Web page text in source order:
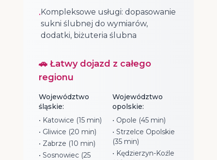
•Kompleksowe usługi: dopasowanie
sukni ślubnej do wymiarów,
dodatki, biżuteria ślubna
🚗 Łatwy dojazd z całego
regionu
Województwo
śląskie:
• Katowice (15 min)
• Gliwice (20 min)
• Zabrze (10 min)
• Sosnowiec (25
Województwo
opolskie:
• Opole (45 min)
• Strzelce Opolskie
(35 min)
• Kędzierzyn-Koźle